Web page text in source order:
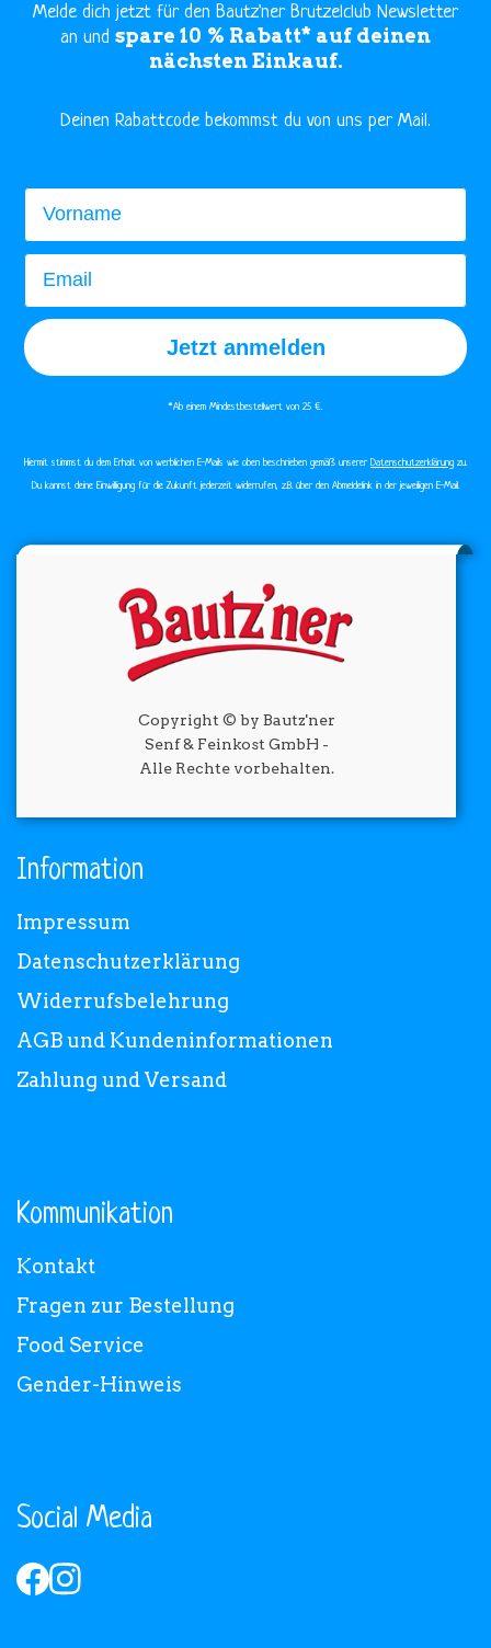
Melde dich jetzt für den Bautz'ner Brutzelclub Newsletter
an und spare 10 % Rabatt* auf deinen
nächsten Einkauf.
​Deinen Rabattcode bekommst du von uns per Mail.
Vorname
Email
Jetzt anmelden
*Ab einem Mindestbestellwert von 25 €.​
Hiermit stimmst du dem Erhalt von werblichen E-Mails wie oben beschrieben gemäß unserer Datenschutzerklärung zu.
Du kannst deine Einwilligung für die Zukunft jederzeit widerrufen, z.B. über den Abmeldelink in der jeweiligen E-Mail.
Information
Impressum
Datenschutzerklärung
Widerrufsbelehrung
AGB und Kundeninformationen
Zahlung und Versand
Kommunikation
Kontakt
Fragen zur Bestellung
Food Service
Gender-Hinweis
Social Media
Copyright © by Bautz'ner
Senf & Feinkost GmbH -
Alle Rechte vorbehalten.